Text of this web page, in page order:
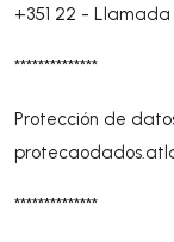
+351 22 - Llamada
**************
Protección de
**************